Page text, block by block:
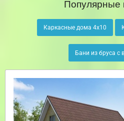
Популярные
Каркасные дома 4х10
Бани из бруса с